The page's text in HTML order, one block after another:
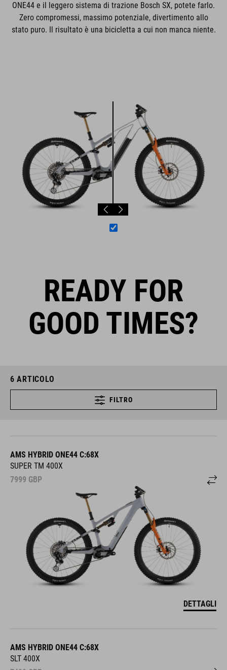
ONE44 e il leggero sistema di trazione Bosch SX, potete farlo.
Zero compromessi, massimo potenziale, divertimento allo
stato puro. Il risultato è una bicicletta a cui non manca niente.
READY FOR
GOOD TIMES?
6 ARTICOLO
FILTRO
AMS HYBRID ONE44 C:68X
SUPER TM 400X
7999 GBP
DETTAGLI
AMS HYBRID ONE44 C:68X
SLT 400X